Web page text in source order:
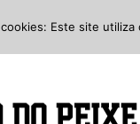
Este site